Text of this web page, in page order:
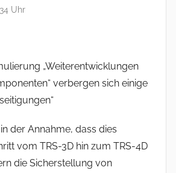
Uhr
„Weiterentwicklungen
verbergen sich einige
der Annahme, dass dies
vom TRS-3D hin zum TRS-4D
die Sicherstellung von